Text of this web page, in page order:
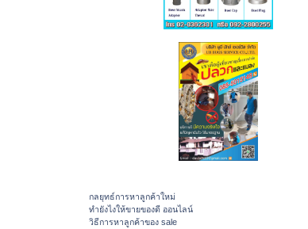
กลยุทธ์การหาลูกค้าใหม่
ทํายังไงให้ขายของดี ออนไลน์
วิธีการหาลูกค้าของ sale